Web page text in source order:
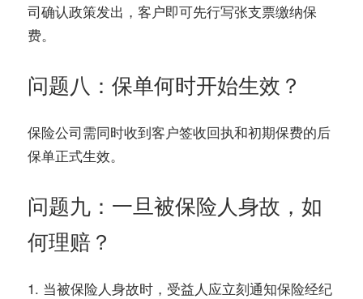
司确认政策发出，客户即可先行写张支票缴纳保
费。
问题八：保单何时开始生效？
保险公司需同时收到客户签收回执和初期保费的后
保单正式生效。
问题九：一旦被保险人身故，如
何理赔？
1. 当被保险人身故时，受益人应立刻通知保险经纪